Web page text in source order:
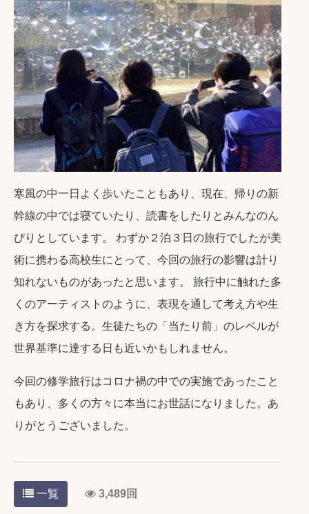
寒風の中一日よく歩いたこともあり、現在、帰りの新
幹線の中では寝ていたり、読書をしたりとみんなのん
びりとしています。 わずか２泊３日の旅行でしたが美
術に携わる高校生にとって、今回の旅行の影響は計り
知れないものがあったと思います。 旅行中に触れた多
くのアーティストのように、表現を通して考え方や生
き方を探求する。生徒たちの「当たり前」のレベルが
世界基準に達する日も近いかもしれません。
今回の修学旅行はコロナ禍の中での実施であったこと
もあり、多くの方々に本当にお世話になりました。あ
りがとうございました。
一覧 3,489回